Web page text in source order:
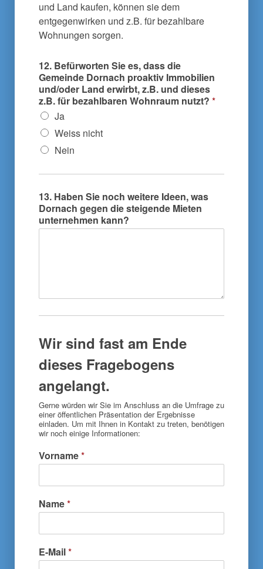
und Land kaufen, können sie dem
entgegenwirken und z.B. für bezahlbare
Wohnungen sorgen.
12. Befürworten Sie es, dass die
Gemeinde Dornach proaktiv Immobilien
und/oder Land erwirbt, z.B. und dieses
z.B. für bezahlbaren Wohnraum nutzt? *
Ja
Weiss nicht
Nein
13. Haben Sie noch weitere Ideen, was
Dornach gegen die steigende Mieten
unternehmen kann?
Wir sind fast am Ende
dieses Fragebogens
angelangt.
Gerne würden wir Sie im Anschluss an die Umfrage zu
einer öffentlichen Präsentation der Ergebnisse
einladen. Um mit Ihnen in Kontakt zu treten, benötigen
wir noch einige Informationen:
Vorname*
Name*
E-Mail*